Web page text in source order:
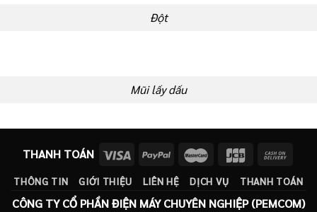
Đột
Mũi lấy dấu
THANH TOÁN
THÔNG TIN GIỚI THIỆU LIÊN HỆ DỊCH VỤ THANH TOÁN
CÔNG TY CỔ PHẦN ĐIỆN MÁY CHUYÊN NGHIỆP (PEMCOM)